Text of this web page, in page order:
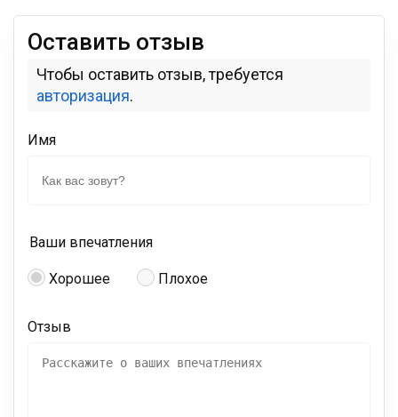
Оставить отзыв
Чтобы оставить отзыв, требуется
авторизация.
Имя
Ваши впечатления
Хорошее Плохое
Отзыв